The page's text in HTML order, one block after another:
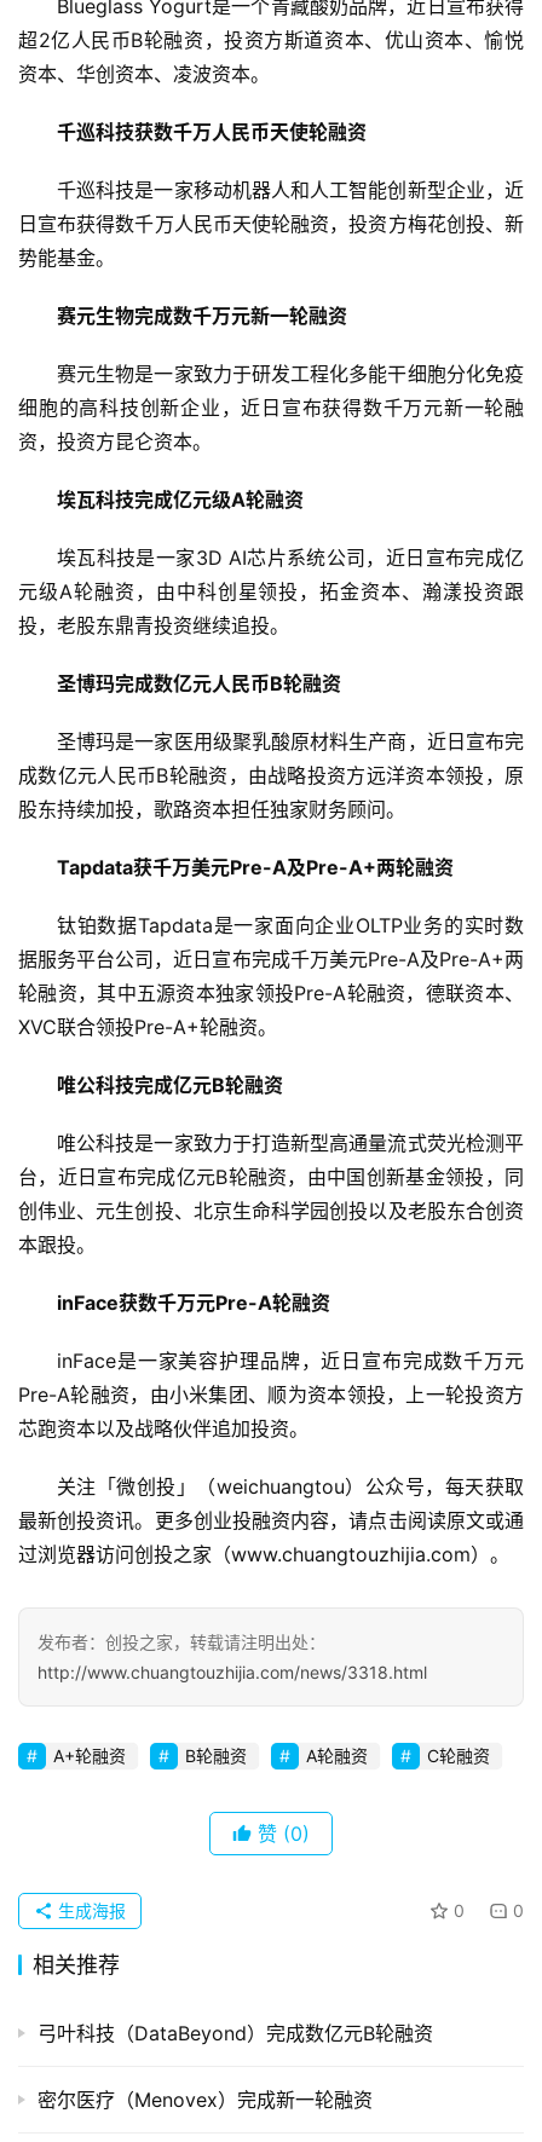
融
资
报
业
观
察
企
业
布
并
公
司
创
投
数
据
学
院
登录
投稿
Blueglass Yogurt是一个青藏酸奶品牌，近日宣布获得
超2亿人民币B轮融资，投资方斯道资本、优山资本、愉悦
资本、华创资本、凌波资本。
千巡科技获数千万人民币天使轮融资
千巡科技是一家移动机器人和人工智能创新型企业，近
日宣布获得数千万人民币天使轮融资，投资方梅花创投、新
势能基金。
赛元生物完成数千万元新一轮融资
赛元生物是一家致力于研发工程化多能干细胞分化免疫
细胞的高科技创新企业，近日宣布获得数千万元新一轮融
资，投资方昆仑资本。
埃瓦科技完成亿元级A轮融资
埃瓦科技是一家3D AI芯片系统公司，近日宣布完成亿
元级A轮融资，由中科创星领投，拓金资本、瀚漾投资跟
投，老股东鼎青投资继续追投。
圣博玛完成数亿元人民币B轮融资
圣博玛是一家医用级聚乳酸原材料生产商，近日宣布完
成数亿元人民币B轮融资，由战略投资方远洋资本领投，原
股东持续加投，歌路资本担任独家财务顾问。
Tapdata获千万美元Pre-A及Pre-A+两轮融资
钛铂数据Tapdata是一家面向企业OLTP业务的实时数
据服务平台公司，近日宣布完成千万美元Pre-A及Pre-A+两
轮融资，其中五源资本独家领投Pre-A轮融资，德联资本、
XVC联合领投Pre-A+轮融资。
唯公科技完成亿元B轮融资
唯公科技是一家致力于打造新型高通量流式荧光检测平
台，近日宣布完成亿元B轮融资，由中国创新基金领投，同
创伟业、元生创投、北京生命科学园创投以及老股东合创资
本跟投。
inFace获数千万元Pre-A轮融资
inFace是一家美容护理品牌，近日宣布完成数千万元
Pre-A轮融资，由小米集团、顺为资本领投，上一轮投资方
芯跑资本以及战略伙伴追加投资。
关注「微创投」（weichuangtou）公众号，每天获取
最新创投资讯。更多创业投融资内容，请点击阅读原文或通
过浏览器访问创投之家（www.chuangtouzhijia.com）。
发布者：创投之家，转载请注明出处：
http://www.chuangtouzhijia.com/news/3318.html
A+轮融资 B轮融资 A轮融资 C轮融资
赞 (0)
0 0
生成海报
相关推荐
弓叶科技（DataBeyond）完成数亿元B轮融资
密尔医疗（Menovex）完成新一轮融资